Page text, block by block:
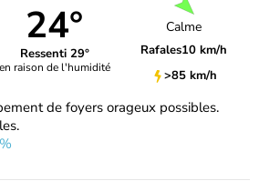
24°
Ressenti 29°
en raison de l'humidité
Calme
Rafales10 km/h
>85 km/h
de foyers orageux possibles.